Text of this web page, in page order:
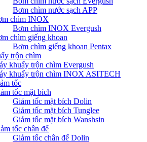
Bơm chìm nước sạch APP
chìm INOX
Bơm chìm INOX Evergush
chìm giếng khoan
Bơm chìm giếng khoan Pentax
trộn chìm
khuấy trộn chìm Evergush
khuấy trộn chìm INOX ASITECH
tốc
tốc mặt bích
Giảm tốc mặt bích Dolin
Giảm tốc mặt bích Tunglee
Giảm tốc mặt bích Wanshsin
tốc chân đế
Giảm tốc chân đế Dolin